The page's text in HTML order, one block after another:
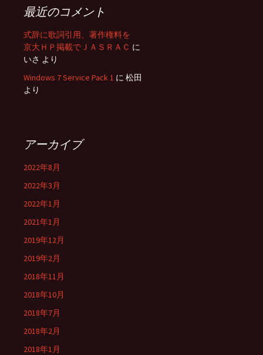
最近のコメント
式辞に歌詞引用、著作権料を
京大ＨＰ掲載でＪＡＳＲＡＣ に
いさ より
Windows 7 Service Pack 1 に 松田
より
アーカイブ
2022年8月
2022年3月
2022年1月
2021年1月
2019年12月
2019年2月
2018年11月
2018年10月
2018年7月
2018年2月
2018年1月